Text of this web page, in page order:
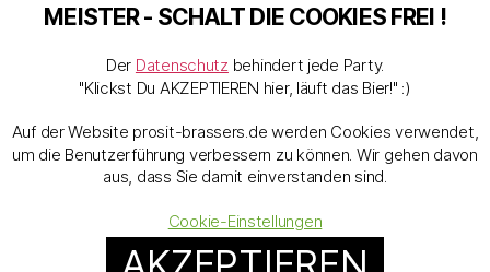
Link zumImpressum,
Datenschutz
ist Ehrensache.
Prosit Brassers Nach oben
MEISTER - SCHALT DIE COOKIES FREI !
Der Datenschutzbehindert jede Party.
"Klickst Du AKZEPTIEREN hier, läuft das Bier!" :)
Auf der Website prosit-brassers.de werden Cookies verwendet,
um die Benutzerführung verbessern zu können. Wir gehen davon
aus, dass Sie damit einverstanden sind.
Cookie-Einstellungen